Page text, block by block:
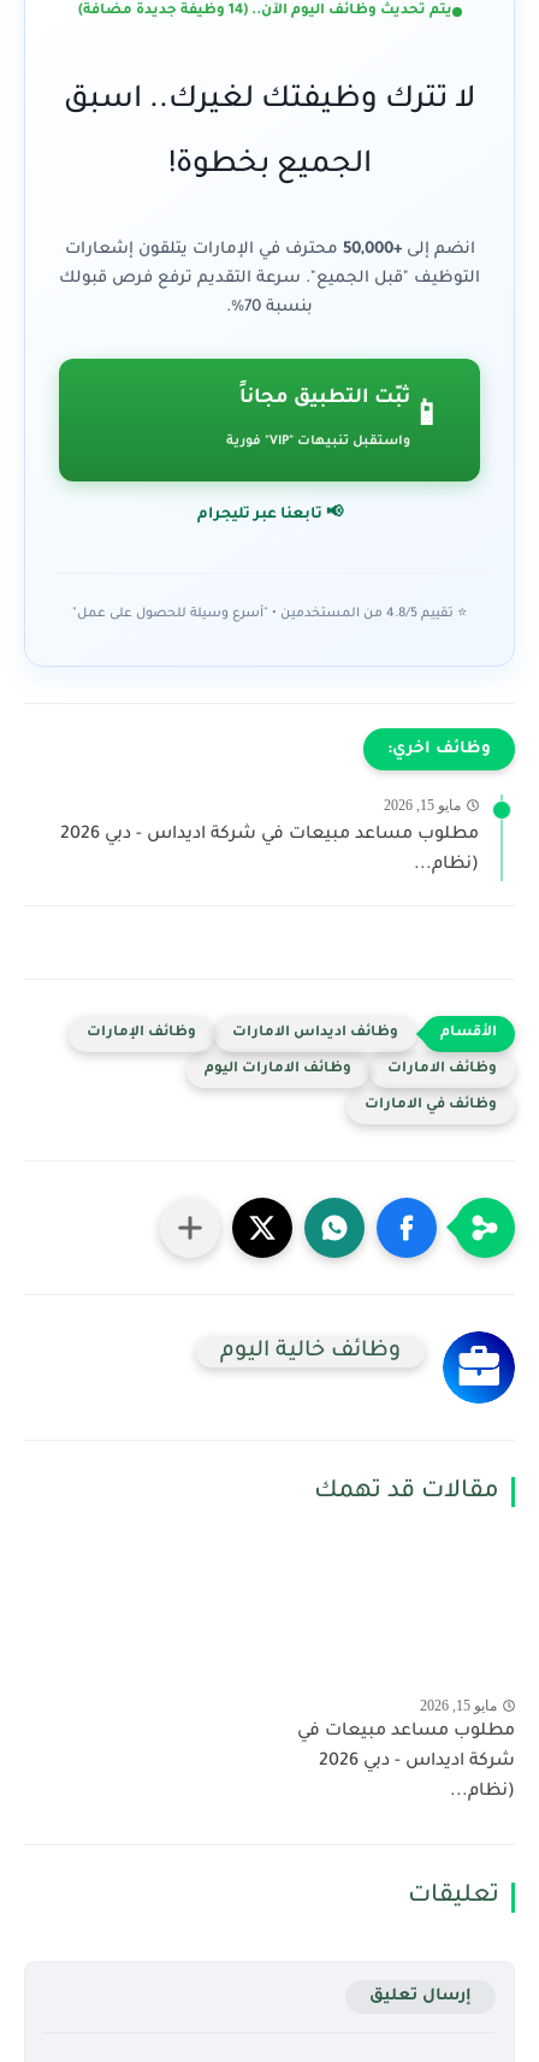
يتم تحديث وظائف اليوم الآن.. (14 وظيفة جديدة مضافة)
لا تترك وظيفتك لغيرك.. اسبق
الجميع بخطوة!
انضم إلى+50,000
محترف في الإمارات يتلقون إشعارات
التوظيف "قبل الجميع". سرعة التقديم ترفع فرص قبولك
بنسبة 70%.
📱
ثبّت التطبيق مجاناً
واستقبل تنبيهات "VIP" فورية
📢 تابعنا عبر تليجرام
⭐ تقييم 4.8/5 من المستخدمين • "أسرع وسيلة للحصول على عمل"
وظائف اخري:
مايو 15, 2026
مطلوب مساعد مبيعات في شركة اديداس - دبي 2026
(نظام...
وظائف اديداس الامارات وظائف الإمارات
وظائف الامارات وظائف الامارات اليوم
وظائف في الامارات
وظائف خالية اليوم
مقالات قد تهمك
مايو 15, 2026
مطلوب مساعد مبيعات في
شركة اديداس - دبي 2026
(نظام...
تعليقات
إرسال تعليق